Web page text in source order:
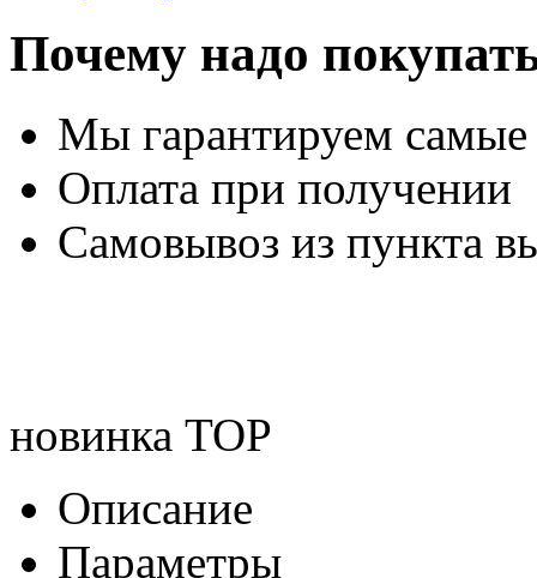
Почему надо
Мы гарантируем
Оплата при получении
Самовывоз из пункта
новинка TOP
Описание
Параметры